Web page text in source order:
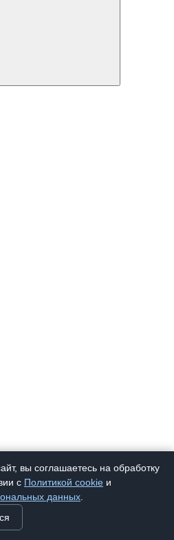
вы соглашаетесь на обработку
с Политикой cookie и
данных